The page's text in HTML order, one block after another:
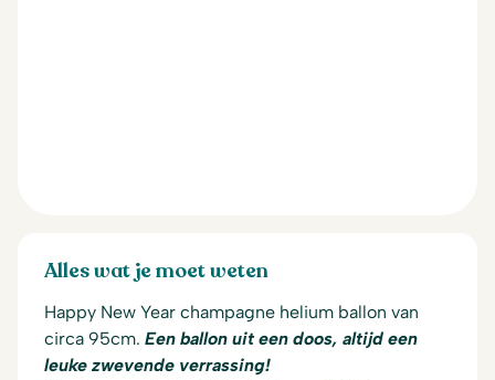
Alles wat je moet weten
Happy New Year champagne helium ballon van
circa 95cm. Een ballon uit een doos, altijd een
leuke zwevende verrassing!